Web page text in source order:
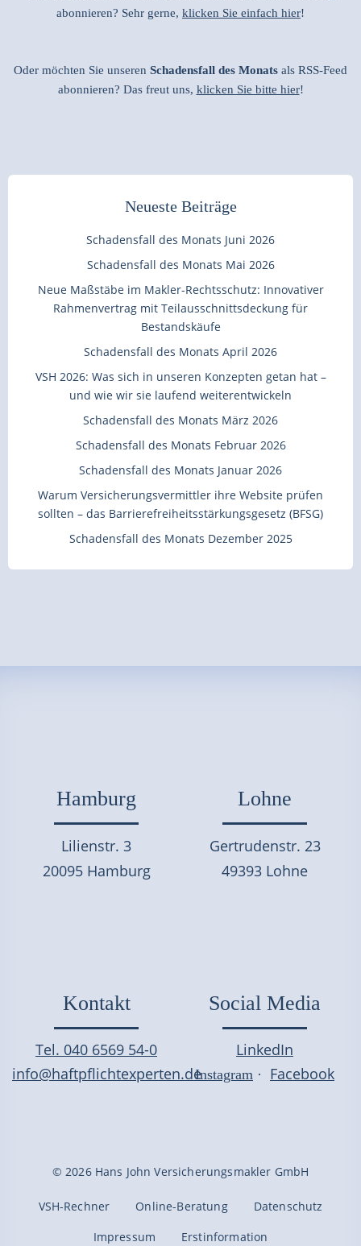
abonnieren? Sehr gerne, klicken Sie einfach hier!
Oder möchten Sie unseren Schadensfall des Monats als RSS-Feed
abonnieren? Das freut uns, klicken Sie bitte hier!
Neueste Beiträge
Schadensfall des Monats Juni 2026
Schadensfall des Monats Mai 2026
Neue Maßstäbe im Makler-Rechtsschutz: Innovativer
Rahmenvertrag mit Teilausschnittsdeckung für
Bestandskäufe
Schadensfall des Monats April 2026
VSH 2026: Was sich in unseren Konzepten getan hat –
und wie wir sie laufend weiterentwickeln
Schadensfall des Monats März 2026
Schadensfall des Monats Februar 2026
Schadensfall des Monats Januar 2026
Warum Versicherungsvermittler ihre Website prüfen
sollten – das Barrierefreiheitsstärkungsgesetz (BFSG)
Schadensfall des Monats Dezember 2025
Hamburg
Lilienstr. 3
20095 Hamburg
Lohne
Gertrudenstr. 23
49393 Lohne
Kontakt
Tel. 040 6569 54-0
info@haftpflichtexperten.de
Social Media
LinkedIn
Instagram · Facebook
© 2026 Hans John Versicherungsmakler GmbH
VSH-Rechner Online-Beratung
Datenschutz
Impressum
Erstinformation